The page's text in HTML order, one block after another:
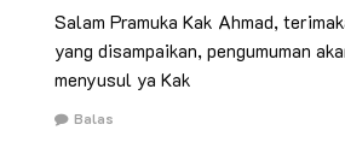
Salam Pramuka Kak Ahmad,
yang disampaikan, pengumuman
menyusul ya Kak
Balas